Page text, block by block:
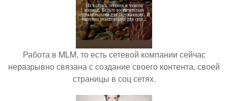
Работа в MLM, то есть сетевой компании сейчас
неразрывно связана с создание своего контента, своей
страницы в соц сетях.